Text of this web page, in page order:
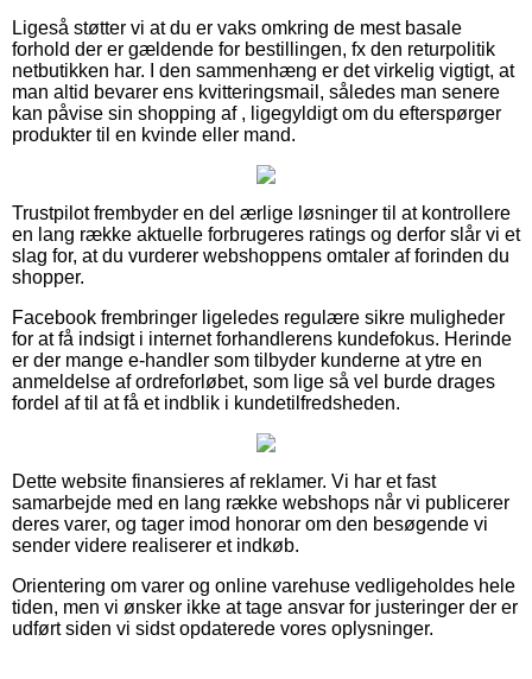
Ligeså støtter vi at du er vaks omkring de mest basale
forhold der er gældende for bestillingen, fx den returpolitik
netbutikken har. I den sammenhæng er det virkelig vigtigt, at
man altid bevarer ens kvitteringsmail, således man senere
kan påvise sin shopping af , ligegyldigt om du efterspørger
produkter til en kvinde eller mand.
Trustpilot frembyder en del ærlige løsninger til at kontrollere
en lang række aktuelle forbrugeres ratings og derfor slår vi et
slag for, at du vurderer webshoppens omtaler af forinden du
shopper.
Facebook frembringer ligeledes regulære sikre muligheder
for at få indsigt i internet forhandlerens kundefokus. Herinde
er der mange e-handler som tilbyder kunderne at ytre en
anmeldelse af ordreforløbet, som lige så vel burde drages
fordel af til at få et indblik i kundetilfredsheden.
Dette website finansieres af reklamer. Vi har et fast
samarbejde med en lang række webshops når vi publicerer
deres varer, og tager imod honorar om den besøgende vi
sender videre realiserer et indkøb.
Orientering om varer og online varehuse vedligeholdes hele
tiden, men vi ønsker ikke at tage ansvar for justeringer der er
udført siden vi sidst opdaterede vores oplysninger.